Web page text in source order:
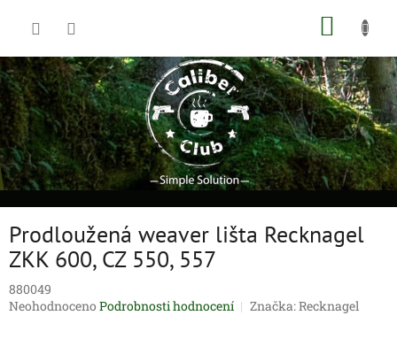
Prodloužená weaver lišta Recknagel
ZKK 600, CZ 550, 557
880049
Průměrné
Neohodnoceno Podrobnosti hodnocení Značka:Recknagel